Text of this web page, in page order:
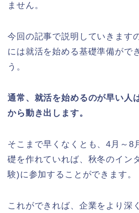
ません。
今回の記事で説明していきます
には就活を始める基礎準備がで
う。
通常、就活を始めるのが早い人
から動き出します。
そこまで早くなくとも、4月～8
礎を作れていれば、秋冬のイン
験)に参加することができます。
これができれば、企業をより深